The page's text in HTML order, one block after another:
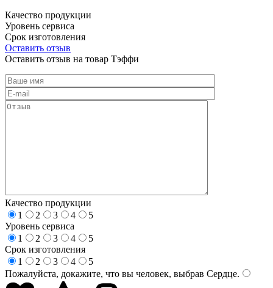
Качество продукции
Уровень сервиса
Срок изготовления
Оставить отзыв
Оставить отзыв на товар Тэффи
Качество продукции
1
2 3 4
5
Уровень сервиса
1
2 3 4
5
Срок изготовления
1
2 3 4
5
Пожалуйста, докажите, что вы человек, выбрав Сердце.